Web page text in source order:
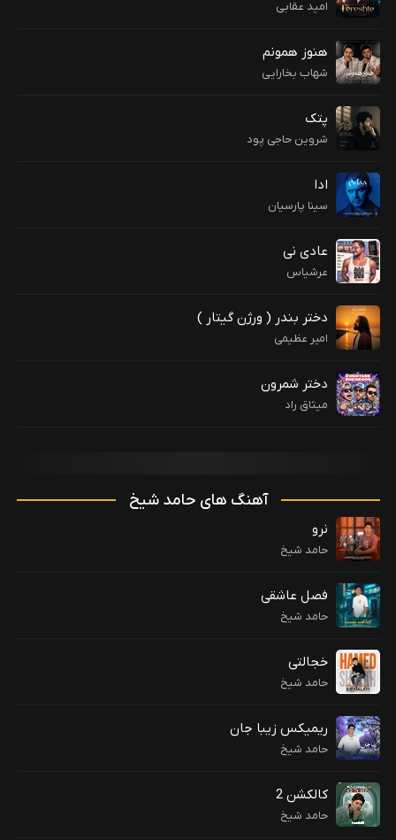
امید عقابی
هنوز همونم
شهاب بخارایی
پتک
شروین حاجی پود
ادا
سینا پارسیان
عادی نی
عرشیاس
دختر بندر ( ورژن گیتار )
امیر عظیمی
دختر شمرون
میثاق راد
آهنگ های حامد شیخ
نرو
حامد شیخ
فصل عاشقی
حامد شیخ
خجالتی
حامد شیخ
ریمیکس زیبا جان
حامد شیخ
کالکشن 2
حامد شیخ